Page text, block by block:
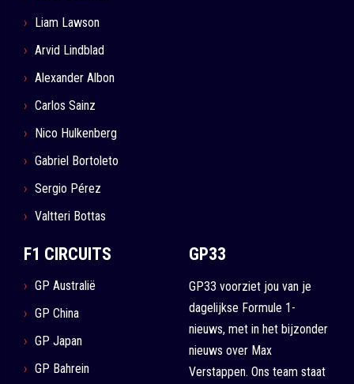
Liam Lawson
Arvid Lindblad
Alexander Albon
Carlos Sainz
Nico Hulkenberg
Gabriel Bortoleto
Sergio Pérez
Valtteri Bottas
F1 CIRCUITS
GP Australië
GP China
GP Japan
GP Bahrein
GP33
GP33 voorziet jou van je
dagelijkse Formule 1-
nieuws, met in het bijzonder
nieuws over Max
Verstappen. Ons team staat